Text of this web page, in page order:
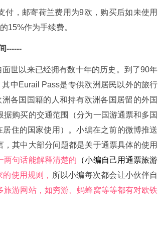
付，邮寄荷兰费用为9欧，购买后如未使用
15%作为手续费。
------
世以来已经拥有数十年的历史。到了90年
中Eurail Pass是专供欧洲居民以外的旅行
各国国籍的人和持有欧洲各国居留的外国
购买的交通范围（分为一国游通票和多国
住的国家使用）。小编在之前的微博推送
其中大部分问题都是关于通票具体的使用
两句话能解释清楚的 （小编自己用通票旅游
使用规则， 所以小编每次都会让小伙伴自
旅游网站，如穷游、蚂蜂窝等等都有对欧铁